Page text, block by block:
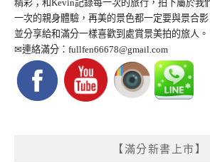
精彩；和Kevin記錄每一次的旅行，拍下屬於我
一次的親身體驗，再美的景色都一定要與景合影
並分享給和滿分一樣喜歡到處賞景美拍的旅人。
✉連絡滿分： fullfen66678@gmail.com
【滿分新書上市】